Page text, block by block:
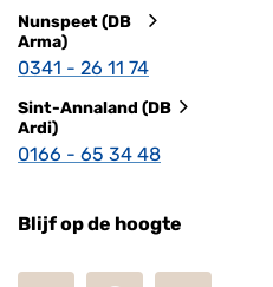
Nunspeet (DB
Arma)
0341 - 26 11 74
Sint-Annaland (DB
Ardi)
0166 - 65 34 48
Blijf op de hoogte